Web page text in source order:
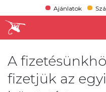
Ajánlatok
A
fizetjük az